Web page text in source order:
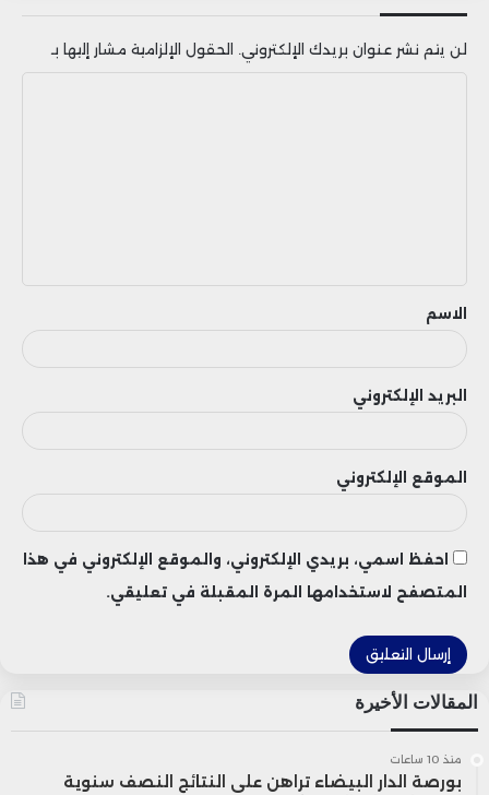
لن يتم نشر عنوان بريدك الإلكتروني. الحقول الإلزامية مشار إليها بـ
ق
الاسم
البريد الإلكتروني
الموقع الإلكتروني
احفظ اسمي، بريدي الإلكتروني، والموقع الإلكتروني في هذا
المتصفح لاستخدامها المرة المقبلة في تعليقي.
المقالات الأخيرة
منذ 10 ساعات
بورصة الدار البيضاء تراهن على النتائج النصف سنوية